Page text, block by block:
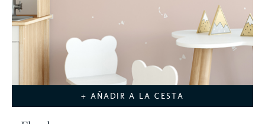
+ AÑADIR A LA CESTA